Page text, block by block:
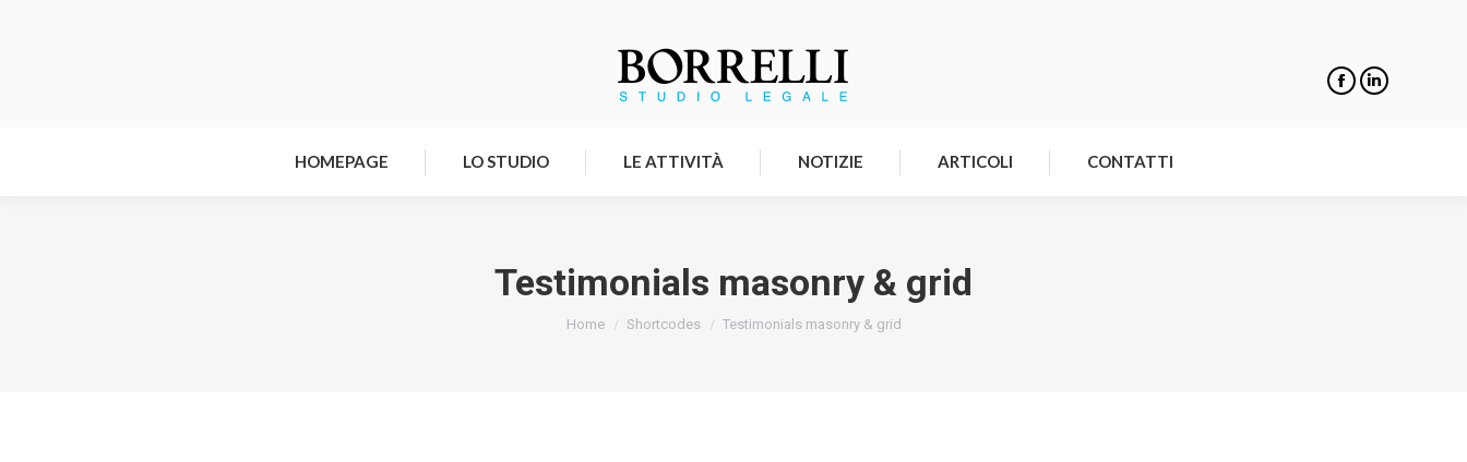
HOMEPAGE LO STUDIO LE ATTIVITÀ NOTIZIE ARTICOLI CONTATTI
Testimonials masonry & grid
Tu sei qui:
Home Shortcodes Testimonials masonry & grid
LO STUDIO LE ATTIVITÀ